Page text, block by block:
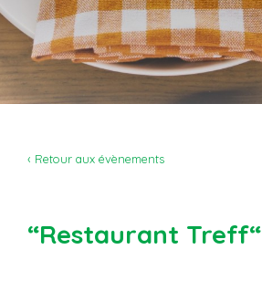
‹ Retour aux évènements
“Restaurant Treff“